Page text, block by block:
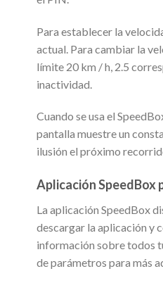
Para establecer la
actual. Para cambiar la
límite 20 km / h, 2.5
inactividad.
Cuando se usa el
pantalla muestre un
ilusión el próximo
Aplicación SpeedBox
La aplicación SpeedBox
descargar la aplicación y
información sobre todos
de parámetros para más